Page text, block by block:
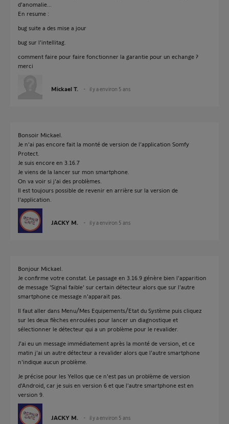
d'anomalie...
En resume :
bug suite a des mise a jour
bug sur l'intellitag.
comment faire pour faire fonctionner la garantie pour un echange ?
merci
Mickael T. il y a environ 5 ans
Bonsoir Mickael.
Je n'ai pas encore fait la monté de version de l'application Somfy
Protect.
Je suis encore en 3.16.7
Je viens de la lancer sur mon smartphone.
On va voir si j'ai des problèmes.
Il est toujours possible de revenir en arrière sur la version de
l'application.
JACKY M. il y a environ 5 ans
Bonjour Mickael.
Je confirme votre constat. Le passage en 3.16.9 génère bien l'apparition
de message 'Signal faible' sur certain détecteur alors que sur l'autre
smartphone ce message n'apparait pas.
Il faut aller dans Menu/Mes Equipements/Etat du Système puis cliquez
sur les deux flèches enroulées pour lancer un diagnostique et
sélectionner le détecteur qui a un problème pour le revalider.
J'ai eu un message immédiatement après la monté de version, et ce
matin j'ai un autre détecteur a revalider alors que l'autre smartphone
n'indique aucun problème.
Je précise pour les Yellos que ce n'est pas un problème de version
d'Android, car je suis en version 6 et que l'autre smartphone est en
version 9.
JACKY M. il y a environ 5 ans